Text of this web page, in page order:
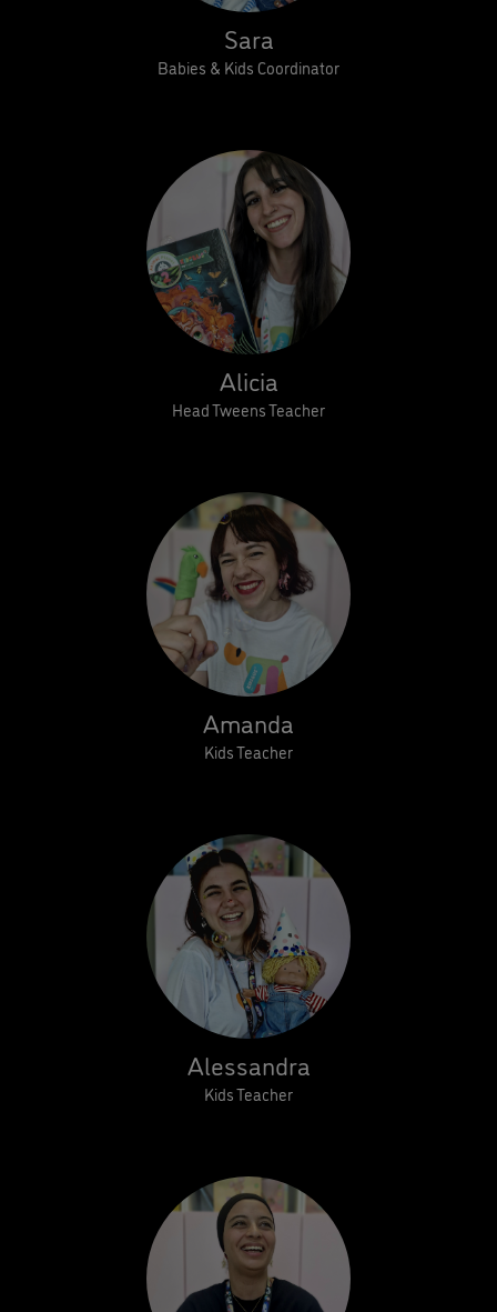
Sara
Babies & Kids Coordinator
Alicia
Head Tweens Teacher
Amanda
Kids Teacher
Alessandra
Kids Teacher